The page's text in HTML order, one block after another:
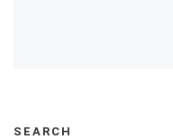
SEARCH